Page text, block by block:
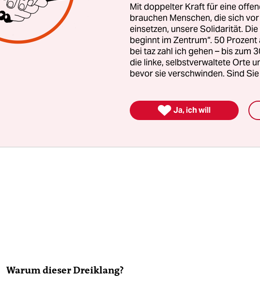
Cornelia Möhring:
Das bedeutet die gesetzliche
Dreiklangs: Wir fordern erstens das Recht auf sexuelle
Selbstbestimmung aller Menschen. Zweitens das Recht,
Person selbst entscheiden kann, ob sie ein Kind
Und drittens das Recht auf ein gutes und sicheres Leben
Warum dieser Dreiklang?
Mit doppelter Kraft für eine
brauchen Menschen, die sich
einsetzen, unsere Solidarität.
beginnt im Zentrum“. 50
bei taz zahl ich gehen – bis zum
die linke, selbstverwaltete Orte
bevor sie verschwinden. Sind
 Ja, ich will